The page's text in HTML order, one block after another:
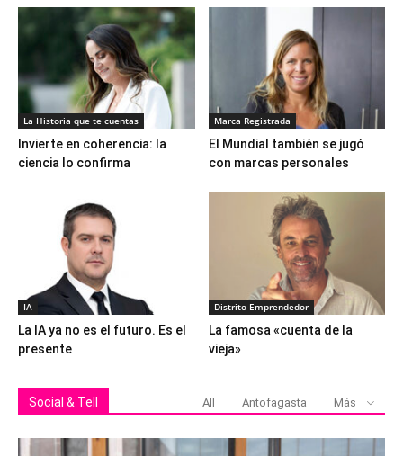
La Historia que te cuentas
Invierte en coherencia: la
ciencia lo confirma
Marca Registrada
El Mundial también se jugó
con marcas personales
IA
La IA ya no es el futuro. Es el
presente
Distrito Emprendedor
La famosa «cuenta de la
vieja»
Social & Tell All Antofagasta Más